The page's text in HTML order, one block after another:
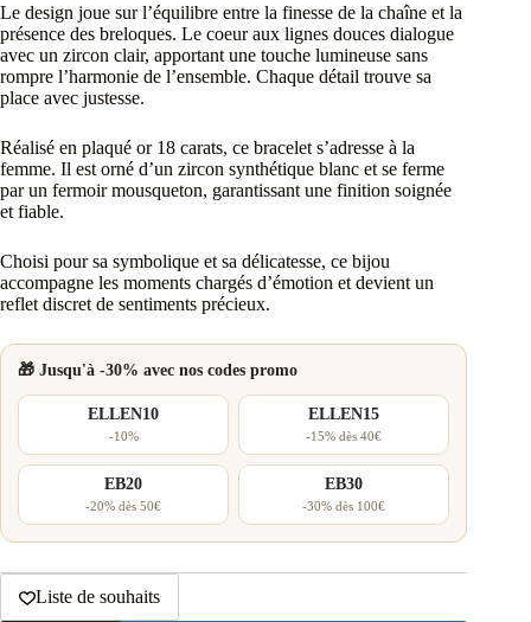
Le design joue sur l’équilibre entre la finesse de la chaîne et la
présence des breloques. Le coeur aux lignes douces dialogue
avec un zircon clair, apportant une touche lumineuse sans
rompre l’harmonie de l’ensemble. Chaque détail trouve sa
place avec justesse.
Réalisé en plaqué or 18 carats, ce bracelet s’adresse à la
femme. Il est orné d’un zircon synthétique blanc et se ferme
par un fermoir mousqueton, garantissant une finition soignée
et fiable.
Choisi pour sa symbolique et sa délicatesse, ce bijou
accompagne les moments chargés d’émotion et devient un
reflet discret de sentiments précieux.
🎁 Jusqu'à -30% avec nos codes promo
ELLEN10
-10%
ELLEN15
-15% dès 40€
EB20
-20% dès 50€
EB30
-30% dès 100€
Liste de souhaits